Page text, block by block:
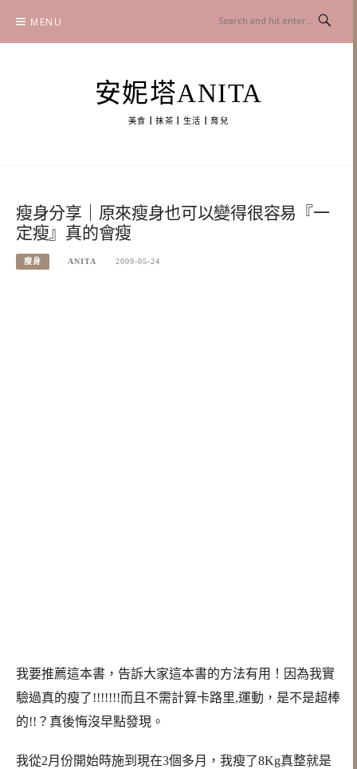
content
MENU
安妮塔ANITA
美食┃抹茶┃生活┃育兒
瘦身分享｜原來瘦身也可以變得很容易『一
定瘦』真的會瘦
瘦身 ANITA 2009-05-24
我要推薦這本書，告訴大家這本書的方法有用！因為我實
驗過真的瘦了!!!!!!!而且不需計算卡路里,運動，是不是超棒
的!!？真後悔沒早點發現。
我從2月份開始時施到現在3個多月，我瘦了8Kg真整就是